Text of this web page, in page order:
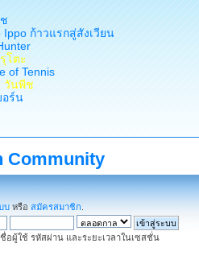
Ippo ก้าวแรกสู่สังเวียน
โตะ
of Tennis
วันพีช
อร์น
Community
บ หรือสมัครสมาชิก
อผู้ใช้ รหัสผ่าน และระยะเวลาในเซสชั่น